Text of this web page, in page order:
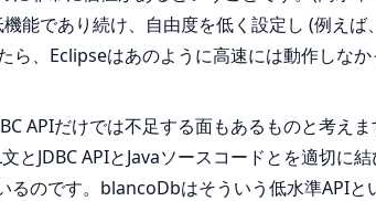
能であり続け、自由度を低く設定し (例えば
ら、Eclipseはあのように高速には動作しなか
APIだけでは不足する面もあるものと考え
JDBC APIとJavaソースコードとを適切に
のです。blancoDbはそういう低水準APIと